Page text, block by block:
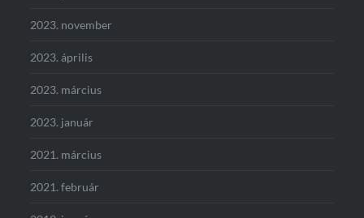
2023. november
2023. április
2023. március
2023. január
2021. március
2021. február